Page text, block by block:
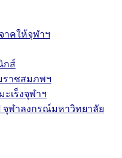
าคให้จุฬาฯ
กส์
ราชสมภพฯ
เร็งจุฬาฯ
จุฬาลงกรณ์มหาวิทยาลัย